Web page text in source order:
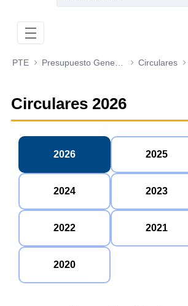
PTE Circulares
Circulares 2026
2026 2025
2024 2023
2022 2021
2020